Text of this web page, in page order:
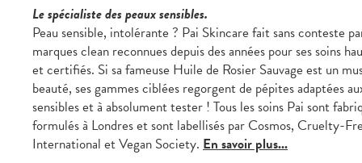
Le spécialiste des peaux sensibles.
Peau sensible, intolérante ? Pai Skincare fait sans conteste
marques clean reconnues depuis des années pour ses soins
et certifiés. Si sa fameuse Huile de Rosier Sauvage est un
beauté, ses gammes ciblées regorgent de pépites adaptées
sensibles et à absolument tester ! Tous les soins Pai sont
formulés à Londres et sont labellisés par Cosmos, Cruelty-
International et Vegan Society. En savoir plus...